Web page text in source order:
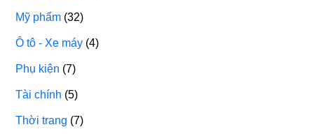
Mỹ phẩm (32)
Ô tô - Xe máy (4)
Phụ kiện (7)
Tài chính (5)
Thời trang (7)